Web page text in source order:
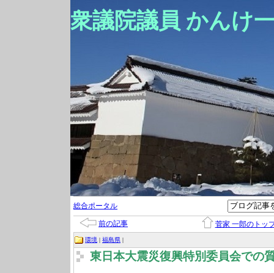
衆議院議員 かんけ
総合ポータル
前の記事 菅家 一郎のトッ
環境 | 福島県 |
東日本大震災復興特別委員会での